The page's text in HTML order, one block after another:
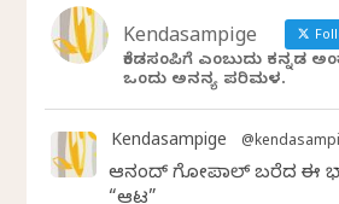
Kendasampige
ಕೆಂಡಸಂಪಿಗೆ ಎಂಬುದು ಕನ್ನಡ
ಒಂದು ಅನನ್ಯ ಪರಿಮಳ.
Kendasampige
ಆನಂದ್‌ ಗೋಪಾಲ್‌ ಬರೆದ ಈ